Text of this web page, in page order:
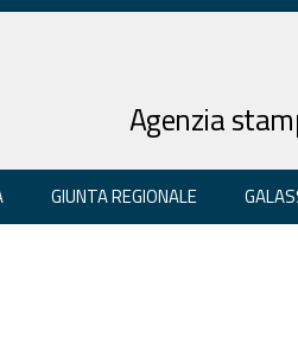
Agenzia
GIUNTA REGIONALE